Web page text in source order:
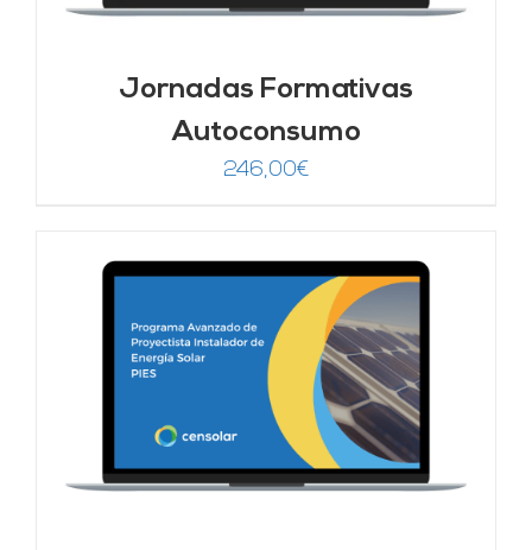
Jornadas Formativas
Autoconsumo
246,00€